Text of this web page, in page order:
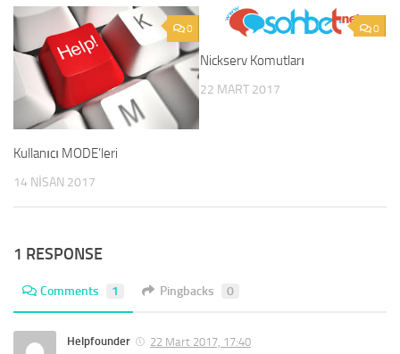
0
Kullanıcı MODE’leri
14 NISAN 2017
0
Nickserv Komutları
22 MART 2017
1 RESPONSE
Comments 1 Pingbacks 0
Helpfounder
22 Mart 2017, 17:40